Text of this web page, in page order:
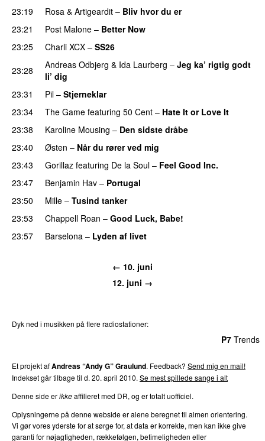
23:19
Rosa & Artigeardit – Bliv hvor du er
23:21 Post Malone – Better Now
23:25
Charli XCX – SS26
23:28 Andreas Odbjerg & Ida Laurberg – Jeg ka’ rigtig godt
li’ dig
23:31
Pil – Stjerneklar
23:34
The Game featuring 50 Cent – Hate It or Love It
23:38
Karoline Mousing – Den sidste dråbe
23:40
Østen – Når du rører ved mig
23:43
Gorillaz featuring De la Soul – Feel Good Inc.
23:47
Benjamin Hav – Portugal
23:50
Mille – Tusind tanker
23:53
Chappell Roan – Good Luck, Babe!
23:57 Barselona – Lyden af livet
← 10. juni
12. juni →
Dyk ned i musikken på flere radiostationer:
P7 Trends
Et projekt afAndreas “Andy G” Graulund. Feedback? Send mig en mail!
Indekset går tilbage til d. 20. april 2010. Se mest spillede sange i alt
Denne side erikkeaffilieret med DR, og er totalt uofficiel.
Oplysningerne på denne webside er alene beregnet til almen orientering.
Vi gør vores yderste for at sørge for, at data er korrekte, men kan ikke give
garanti for nøjagtigheden, rækkefølgen, betimeligheden eller